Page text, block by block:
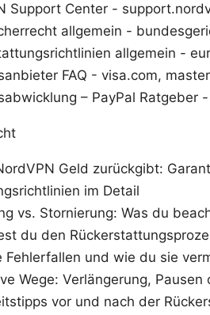
Support Center -
allgemein -
allgemein -
FAQ - visa.com,
– PayPal Ratgeber
Geld zurückgibt:
im Detail
vs. Stornierung: Was du
du den
Fehlerfallen und wie du sie
Wege: Verlängerung, Pausen
vor und nach der